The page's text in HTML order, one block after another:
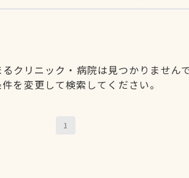
クリニック・病院は見つかりませんで
を変更して検索してください。
1